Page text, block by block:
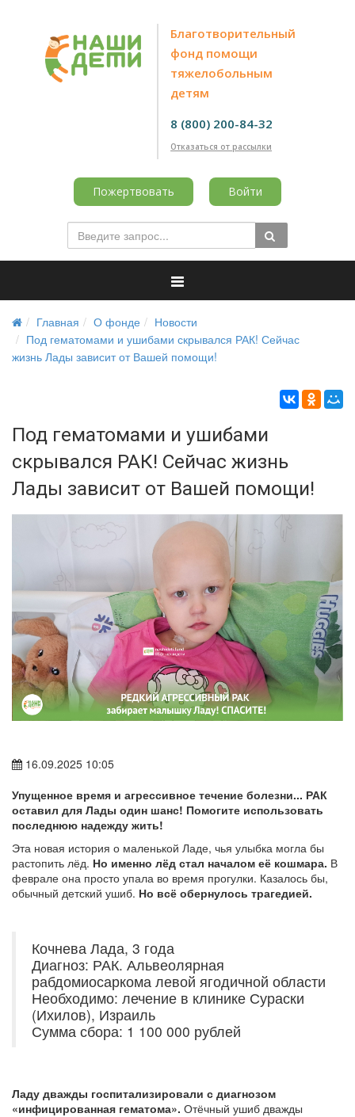
Благотворительный
фонд помощи
тяжелобольным
детям
8 (800) 200-84-32
Отказаться от рассылки
Пожертвовать Войти
Главная О фонде
Новости
Под гематомами и ушибами скрывался РАК! Сейчас
жизнь Лады зависит от Вашей помощи!
Под гематомами и ушибами
скрывался РАК! Сейчас жизнь
Лады зависит от Вашей помощи!
16.09.2025 10:05
Упущенное время и агрессивное течение болезни... РАК
оставил для Лады один шанс! Помогите использовать
последнюю надежду жить!
Эта новая история о маленькой Ладе, чья улыбка могла бы
растопить лёд. Но именно лёд стал началом её кошмара. В
феврале она просто упала во время прогулки. Казалось бы,
обычный детский ушиб. Но всё обернулось трагедией.
Кочнева Лада, 3 года
Диагноз: РАК. Альвеолярная
рабдомиосаркома левой ягодичной области
Необходимо: лечение в клинике Сураски
(Ихилов), Израиль
Сумма сбора: 1 100 000 рублей
Ладу дважды госпитализировали с диагнозом
«инфицированная гематома». Отёчный ушиб дважды